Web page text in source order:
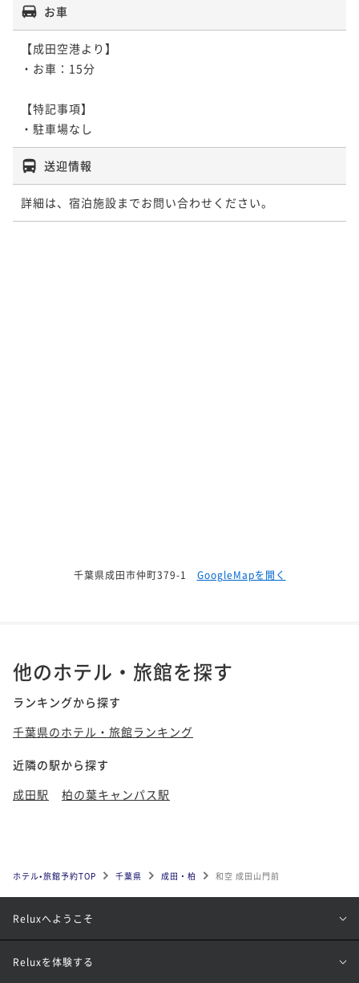
お車
【成田空港より】
・お車：15分
【特記事項】
送迎情報
詳細は、宿泊施設までお問い合わせください。
千葉県成田市仲町379-1 GoogleMapを開く
他のホテル・旅館を探す
ランキングから探す
千葉県のホテル・旅館ランキング
近隣の駅から探す
成田駅
柏の葉キャンパス駅
ホテル•旅館予約TOP 千葉県 成田・柏 和空 成田山門前
Reluxへようこそ
Reluxを体験する